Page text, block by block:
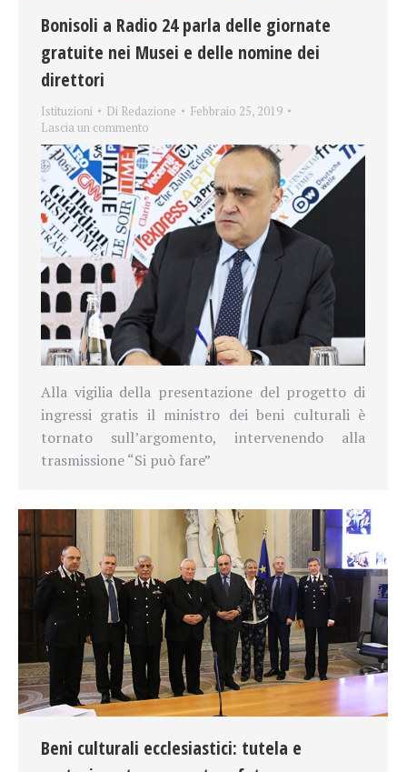
Bonisoli a Radio 24 parla delle giornate
gratuite nei Musei e delle nomine dei
direttori
Istituzioni Di Redazione
Febbraio 25, 2019
Lascia un commento
Alla vigilia della presentazione del progetto di
ingressi gratis il ministro dei beni culturali è
tornato sull’argomento, intervenendo alla
trasmissione “Si può fare”
Beni culturali ecclesiastici: tutela e